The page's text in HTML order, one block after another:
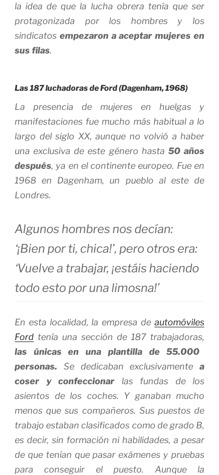
la idea de que la lucha obrera tenía que ser
protagonizada por los hombres y los
sindicatos empezaron a aceptar mujeres en
sus filas.
Las 187 luchadoras de Ford (Dagenham, 1968)
La presencia de mujeres en huelgas y
manifestaciones fue mucho más habitual a lo
largo del siglo XX, aunque no volvió a haber
una exclusiva de este género hasta 50 años
después, ya en el continente europeo. Fue en
1968 en Dagenham, un pueblo al este de
Londres.
Algunos hombres nos decían:
‘¡Bien por ti, chica!’, pero otros era:
‘Vuelve a trabajar, ¡estáis haciendo
todo esto por una limosna!’
En esta localidad, la empresa de automóviles
Ford tenía una sección de 187 trabajadoras,
las únicas en una plantilla de 55.000
personas. Se dedicaban exclusivamente a
coser y confeccionar las fundas de los
asientos de los coches. Y ganaban mucho
menos que sus compañeros. Sus puestos de
trabajo estaban clasificados como de grado B,
es decir, sin formación ni habilidades, a pesar
de que tenían que pasar exámenes y pruebas
para conseguir el puesto. Aunque la